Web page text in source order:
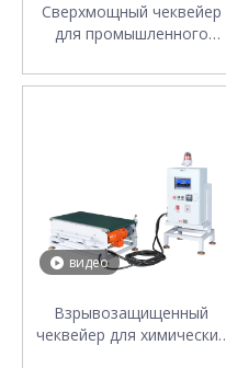
Сверхмощный чеквейер
для промышленного
видео
Взрывозащищенный
чеквейер для химических